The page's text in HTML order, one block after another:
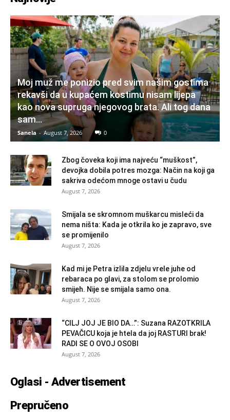
Moj muž me ponizio pred svim našim gostima
rekavši da u kupaćem kostimu nisam lijepa
kao nova supruga njegovog brata. Ali tog dana
sam...
Sanela - August 7, 2026 0
Zbog čoveka koji ima najveću “muškost”,
devojka dobila potres mozga: Način na koji ga
sakriva odećom mnoge ostavi u čudu
August 7, 2026
Smijala se skromnom muškarcu misleći da
nema ništa: Kada je otkrila ko je zapravo, sve
se promijenilo
August 7, 2026
Kad mi je Petra izlila zdjelu vrele juhe od
rebaraca po glavi, za stolom se prolomio
smijeh. Nije se smijala samo ona.
August 7, 2026
“CILJ JOJ JE BIO DA…”: Suzana RAZOTKRILA
PEVAČICU koja je htela da joj RASTURI brak!
RADI SE O OVOJ OSOBI
August 7, 2026
Oglasi - Advertisement
Prepručeno